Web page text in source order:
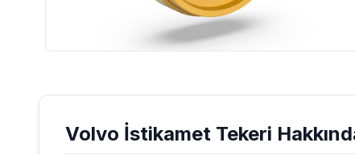
Volvo İstikamet Tekeri